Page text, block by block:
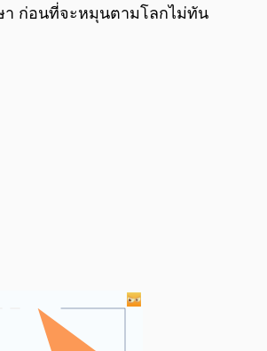
า ก่อนที่จะหมุนตามโลกไม่ทัน